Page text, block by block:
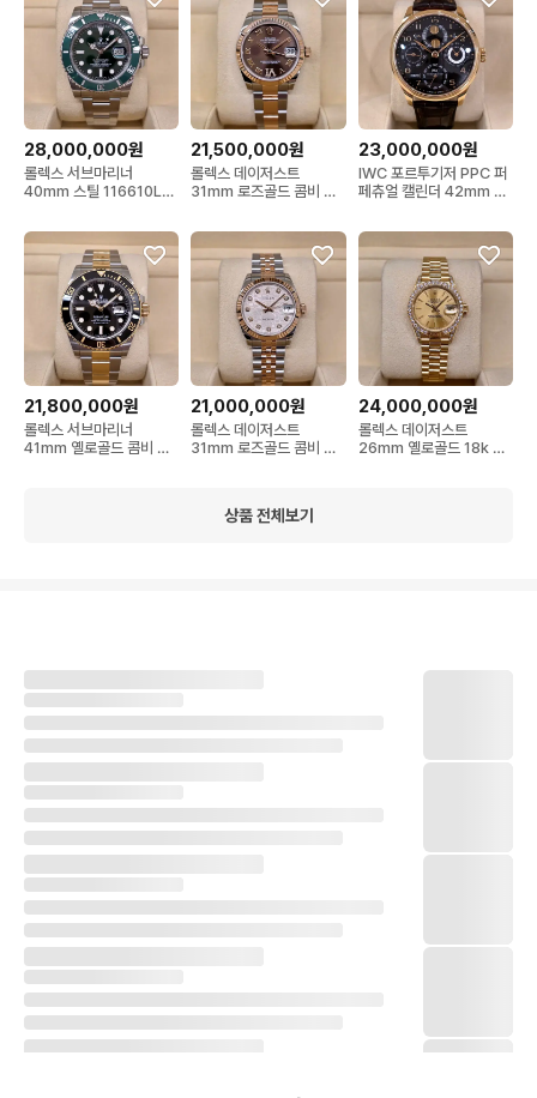
28,000,000원
롤렉스 서브마리너
40mm 스틸 116610LV
21,500,000원
롤렉스 데이저스트
31mm 로즈골드 콤비 초
23,000,000원
IWC 포르투기저 PPC 퍼
페츄얼 캘린더 42mm 로
21,800,000원
롤렉스 서브마리너
41mm 옐로골드 콤비 신
21,000,000원
롤렉스 데이저스트
31mm 로즈골드 콤비 화
24,000,000원
롤렉스 데이저스트
26mm 옐로골드 18k 금
상품 전체보기